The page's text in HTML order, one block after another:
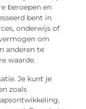
beroepen en
bent in
onderwijs of
om
anderen te
waarde.
Je kunt je
zoals